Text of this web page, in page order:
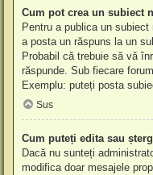
Cum pot crea un subiect
Pentru a publica un
a posta un răspuns la un
Probabil că trebuie să vă
răspunde. Sub fiecare
Exemplu: puteți posta
Sus
Cum puteți edita sau
Dacă nu sunteți
modifica doar mesajele